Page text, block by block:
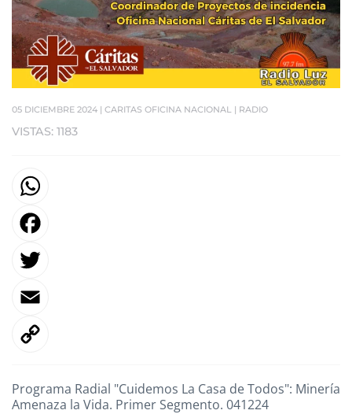
05 DICIEMBRE 2024 | CARITAS OFICINA NACIONAL | RADIO
VISTAS: 1183
Programa Radial "Cuidemos La Casa de Todos": Minería
Amenaza la Vida. Primer Segmento. 041224